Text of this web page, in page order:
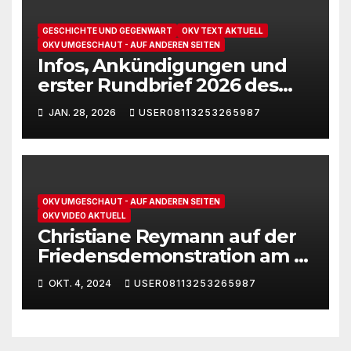
GESCHICHTE UND GEGENWART
OKV TEXT AKTUELL
OKV UMGESCHAUT - AUF ANDEREN SEITEN
Infos, Ankündigungen und
erster Rundbrief 2026 des
„Freundeskreis Ernst-
Thälmann“
JAN. 28, 2026 USER08113253265987
OKV UMGESCHAUT - AUF ANDEREN SEITEN
OKV VIDEO AKTUELL
Christiane Reymann auf der
Friedensdemonstration am 3.
Oktober 2024 in Berlin
OKT. 4, 2024 USER08113253265987